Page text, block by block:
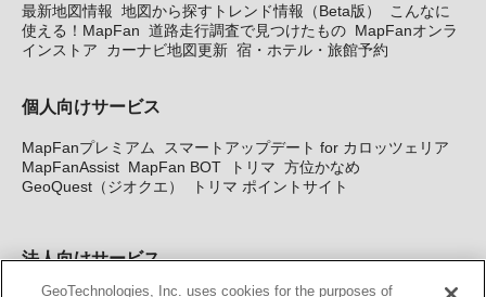
最新地図情報 地図から探すトレンド情報（Beta版）
こんなに
使える！MapFan 道路走行調査で見つけたもの MapFanオンラ
インストア
カーナビ地図更新 宿・ホテル・旅館予約
個人向けサービス
MapFanプレミアム
スマートアップデート for カロッツェリア
MapFanAssist MapFan BOT トリマ 方位かなめ
GeoQuest（ジオクエ）
トリマ ポイントサイト
法人向けサービス
GeoTechnologies, Inc. uses cookies for the purposes of